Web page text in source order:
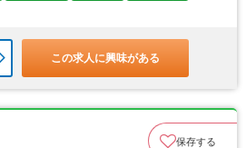
この求人に興味がある
保存する